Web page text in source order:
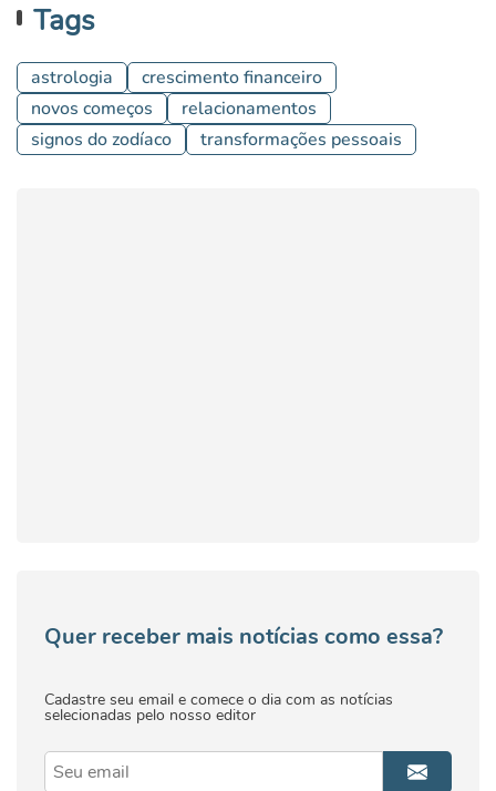
Tags
astrologia
crescimento financeiro
novos começos
relacionamentos
signos do zodíaco
transformações pessoais
Quer receber mais notícias como essa?
Cadastre seu email e comece o dia com as notícias
selecionadas pelo nosso editor